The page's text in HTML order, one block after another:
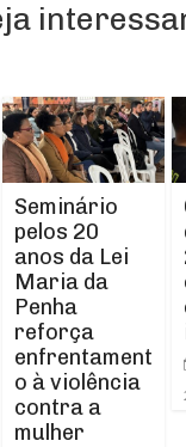
Seminário
pelos 20
anos da Lei
Maria da
Penha
reforça
enfrentament
o à violência
contra a
mulher